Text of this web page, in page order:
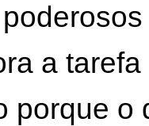
a
porque o